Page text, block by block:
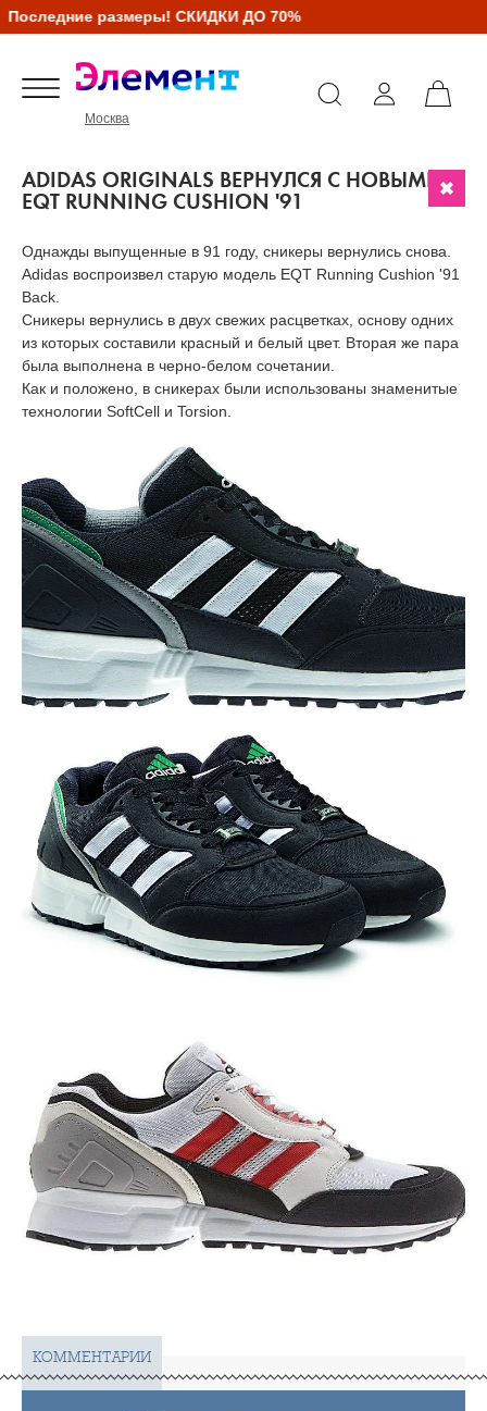
размеры! СКИДКИ ДО 70%
Москва
ADIDAS ORIGINALS ВЕРНУЛСЯ С НОВЫМИ
EQT RUNNING CUSHION '91
Однажды выпущенные в 91 году, сникеры вернулись снова.
Adidas воспроизвел старую модель EQT Running Cushion '91
Back.
Сникеры вернулись в двух свежих расцветках, основу одних
из которых составили красный и белый цвет. Вторая же пара
была выполнена в черно-белом сочетании.
Как и положено, в сникерах были использованы знаменитые
технологии SoftCell и Torsion.
КОММЕНТАРИИ